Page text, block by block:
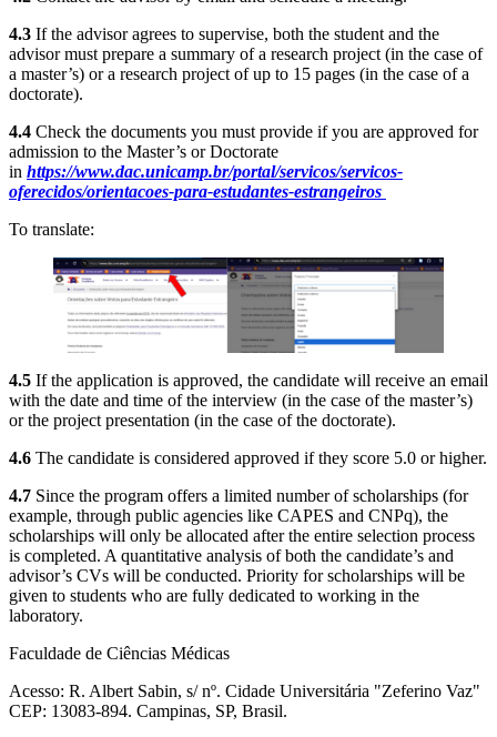
4.3 If the advisor agrees to supervise, both the student and the
advisor must prepare a summary of a research project (in the case of
a master’s) or a research project of up to 15 pages (in the case of a
doctorate).
4.4 Check the documents you must provide if you are approved for
admission to the Master’s or Doctorate
in https://www.dac.unicamp.br/portal/servicos/servicos-
oferecidos/orientacoes-para-estudantes-estrangeiros
To translate:
4.5 If the application is approved, the candidate will receive an email
with the date and time of the interview (in the case of the master’s)
or the project presentation (in the case of the doctorate).
4.6 The candidate is considered approved if they score 5.0 or higher.
4.7 Since the program offers a limited number of scholarships (for
example, through public agencies like CAPES and CNPq), the
scholarships will only be allocated after the entire selection process
is completed. A quantitative analysis of both the candidate’s and
advisor’s CVs will be conducted. Priority for scholarships will be
given to students who are fully dedicated to working in the
laboratory.
Faculdade de Ciências Médicas
Acesso: R. Albert Sabin, s/ nº. Cidade Universitária "Zeferino Vaz"
CEP: 13083-894. Campinas, SP, Brasil.